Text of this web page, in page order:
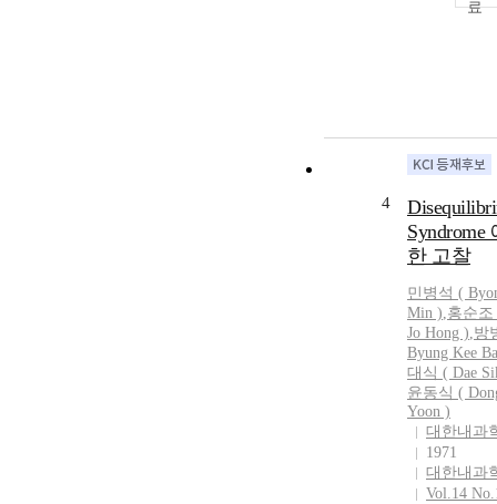
4
Syndrome
한 고찰
민병석 (
Min ),홍순조
Jo Hong ),방
Byung Kee
대식 ( Dae
윤동식 (
Yoon )
대한내과
1971
대한내과
Vol.14